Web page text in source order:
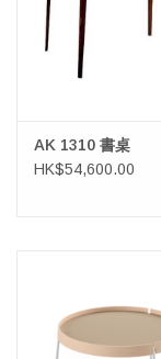
AK 1310 書桌
HK$54,600.00